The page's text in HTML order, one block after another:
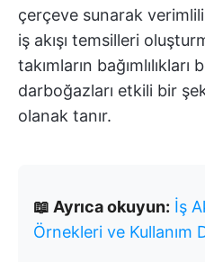
çerçeve sunarak
iş akışı temsilleri
takımların
darboğazları etkili bir
olanak tanır.
📖 Ayrıca okuyun: İş
Örnekleri ve Kullanım